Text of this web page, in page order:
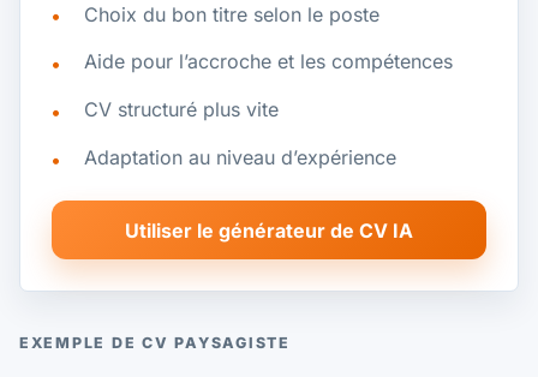
EXEMPLE DE CV PAYSAGISTE
Choix du bon titre selon le poste
Aide pour l’accroche et les compétences
CV structuré plus vite
Adaptation au niveau d’expérience
Utiliser le générateur de CV IA